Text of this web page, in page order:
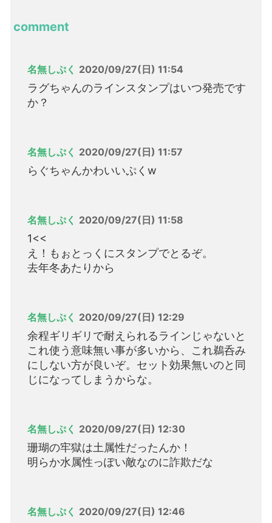
comment
名無しぷく 2020/09/27(日) 11:54
ラグちゃんのラインスタンプはいつ発売です
か？
名無しぷく 2020/09/27(日) 11:57
らぐちゃんかわいいぷくw
名無しぷく 2020/09/27(日) 11:58
1<<
え！もぉとっくにスタンプでとるぞ。
去年冬あたりから
名無しぷく 2020/09/27(日) 12:29
余程ギリギリで耐えられるラインじゃないと
これ使う意味無い事が多いから、これ鵜呑み
にしない方が良いぞ。セット効果無いのと同
じになってしまうからな。
名無しぷく 2020/09/27(日) 12:30
珊瑚の牢獄は土属性だったんか！
明らか水属性っぽい敵なのに詐欺だな
名無しぷく 2020/09/27(日) 12:46